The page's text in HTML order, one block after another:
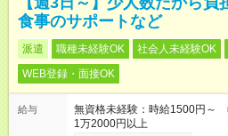
食事のサポートなど
派遣 職種未経験OK 社会人未経験OK
WEB登録・面接OK
給与
無資格未経験：時給1500円
1万2000円以上